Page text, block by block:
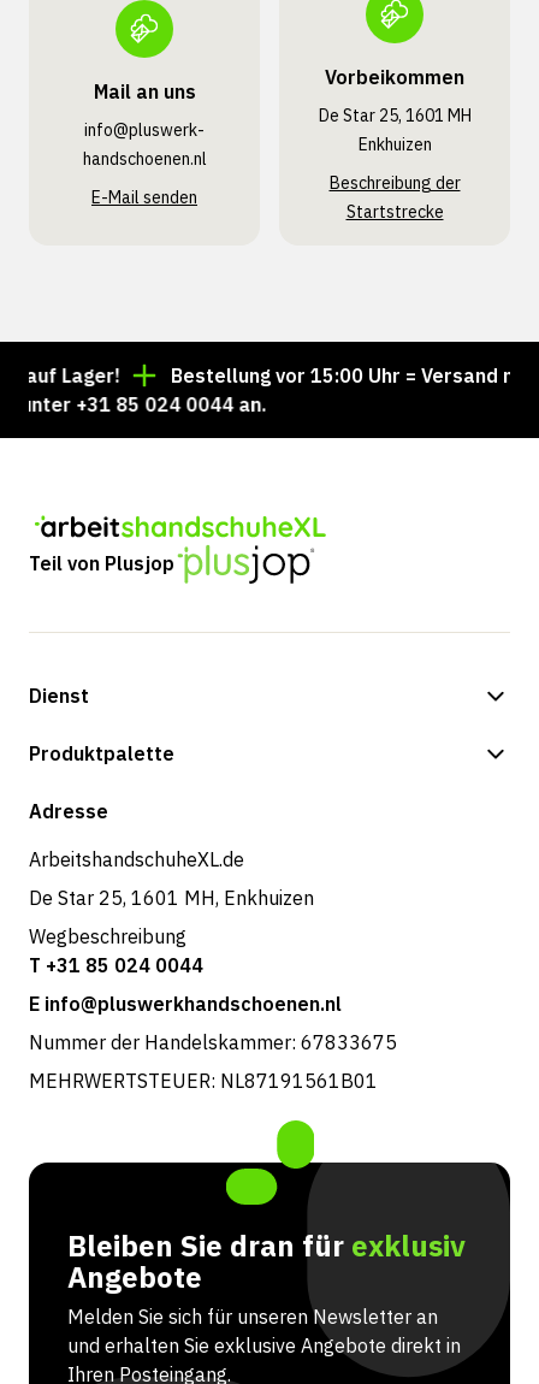
Mail an uns
info@pluswerk­
handschoenen.nl
E-Mail senden
Vorbeikommen
De Star 25, 1601 MH
Enkhuizen
Beschreibung der
Startstrecke
Lager!
Bestellung vor 15:00 Uhr = Versand noch
+31 85 024 0044 an.
Teil von Plusjop
Dienst
Zahlungsmöglichkeiten
Rücksendungen und Service
Produktpalette
Shop
Adresse
ArbeitshandschuheXL.de
De Star 25, 1601 MH, Enkhuizen
Wegbeschreibung
T +31 85 024 0044
E info@pluswerkhandschoenen.nl
Nummer der Handelskammer: 67833675
MEHRWERTSTEUER: NL87191561B01
Bleiben Sie dran für exklusiv
Angebote
Melden Sie sich für unseren Newsletter an
und erhalten Sie exklusive Angebote direkt in
Ihren Posteingang.